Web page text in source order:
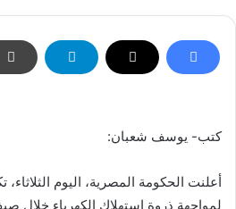
كتب- يوسف شعبان:
أعلنت الحكومة المصرية، اليوم